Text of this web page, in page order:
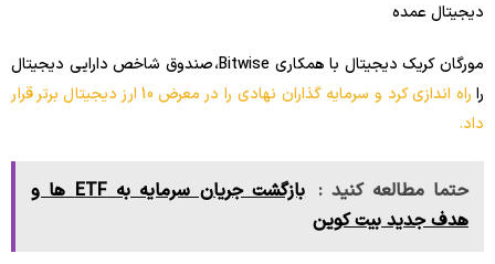
دیجیتال عمده
مورگان کریک دیجیتال با همکاری Bitwise، صندوق شاخص دارایی دیجیتال
را
راه اندازی کرد و سرمایه گذاران نهادی را در معرض 10 ارز دیجیتال برتر قرار
داد.
حتما مطالعه کنید :
بازگشت جریان سرمایه به ETF ها و
هدف جدید بیت کوین